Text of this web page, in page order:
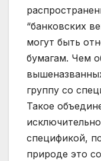
“банковских
могут быть
бумагам. Чем
группу со
Такое
спецификой,
природе это